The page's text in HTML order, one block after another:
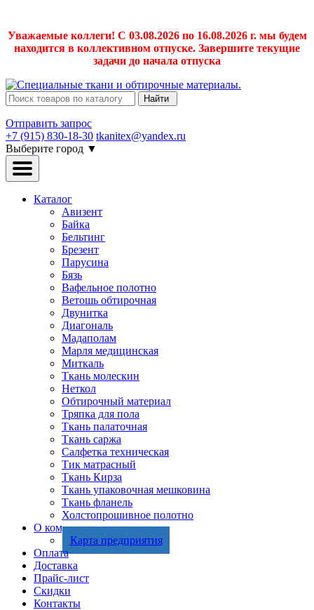
Уважаемые коллеги! С 03.08.2026 по 16.08.2026 г. мы будем
находится в коллективном отпуске. Завершите текущие
задачи до начала отпуска
Найти
Отправить запрос
+7 (915) 830-18-30 tkanitex@yandex.ru
Выберите город ▼
Каталог
Авизент
Байка
Бельтинг
Брезент
Парусина
Бязь
Вафельное полотно
Ветошь обтирочная
Двунитка
Диагональ
Мадаполам
Марля медицинская
Миткаль
Ткань молескин
Неткол
Обтирочный материал
Тряпка для пола
Ткань палаточная
Ткань саржа
Салфетка техническая
Тик матрасный
Ткань Кирза
Ткань упаковочная мешковина
Ткань фланель
Холстопрошивное полотно
О компании
Карта предприятия
Оплата
Доставка
Прайс-лист
Скидки
Контакты